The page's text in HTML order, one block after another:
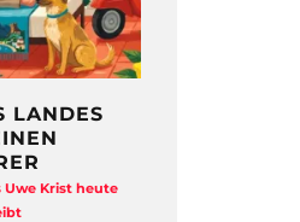
LANDES
Uwe Krist heute